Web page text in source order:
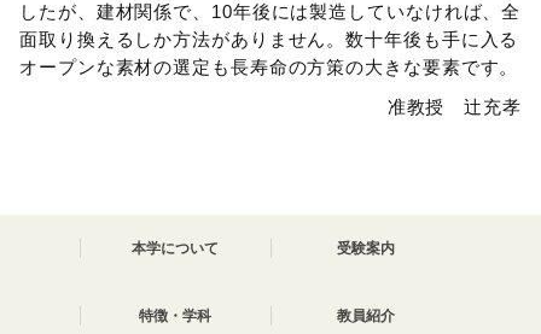
したが、建材関係で、10年後には製造していなければ、全
面取り換えるしか方法がありません。数十年後も手に入る
オープンな素材の選定も長寿命の方策の大きな要素です。
准教授 辻充孝
本学について 受験案内
特徴・学科 教員紹介